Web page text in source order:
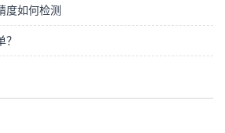
度如何检测